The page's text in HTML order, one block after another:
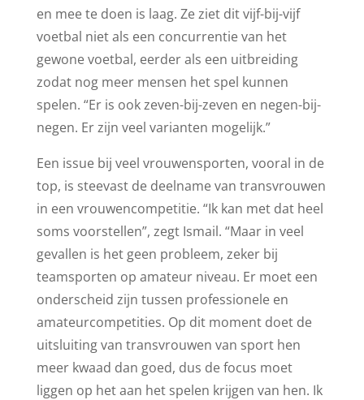
en mee te doen is laag. Ze ziet dit vijf-bij-vijf
voetbal niet als een concurrentie van het
gewone voetbal, eerder als een uitbreiding
zodat nog meer mensen het spel kunnen
spelen. “Er is ook zeven-bij-zeven en negen-bij-
negen. Er zijn veel varianten mogelijk.”
Een issue bij veel vrouwensporten, vooral in de
top, is steevast de deelname van transvrouwen
in een vrouwencompetitie. “Ik kan met dat heel
soms voorstellen”, zegt Ismail. “Maar in veel
gevallen is het geen probleem, zeker bij
teamsporten op amateur niveau. Er moet een
onderscheid zijn tussen professionele en
amateurcompetities. Op dit moment doet de
uitsluiting van transvrouwen van sport hen
meer kwaad dan goed, dus de focus moet
liggen op het aan het spelen krijgen van hen. Ik